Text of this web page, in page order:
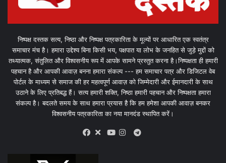
निष्पक्ष दस्तक सत्य, निष्ठा और निष्पक्ष पत्रकारिता के मूल्यों पर आधारित एक स्वतंत्र
समाचार मंच है। हमारा उद्देश्य बिना किसी भय, पक्षपात या लोभ के जनहित से जुड़े मुद्दों को
तथ्यात्मक, संतुलित और विश्वसनीय रूप में आपके सामने प्रस्तुत करना है।निष्पक्षता ही हमारी
पहचान है और आपकी आवाज़ बनना हमारा संकल्प --- हम समाचार पत्र और डिजिटल वेब
पोर्टल के माध्यम से समाज की हर महत्वपूर्ण आवाज़ को जिम्मेदारी और ईमानदारी के साथ
उठाने के लिए प्रतिबद्ध हैं। सत्य हमारी शक्ति, निष्ठा हमारी पहचान और निष्पक्षता हमारा
संकल्प है। बदलते समय के साथ हमारा प्रयास है कि हम हमेशा आपकी आवाज़ बनकर
विश्वसनीय पत्रकारिता का नया मानदंड स्थापित करें।
X
Telegram